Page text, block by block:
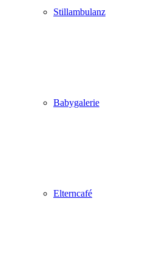
Stillambulanz
Babygalerie
Elterncafé